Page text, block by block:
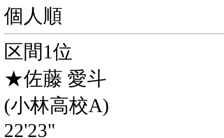
個人順
区間1位
★佐藤 愛斗
(小林高校A)
22'23"